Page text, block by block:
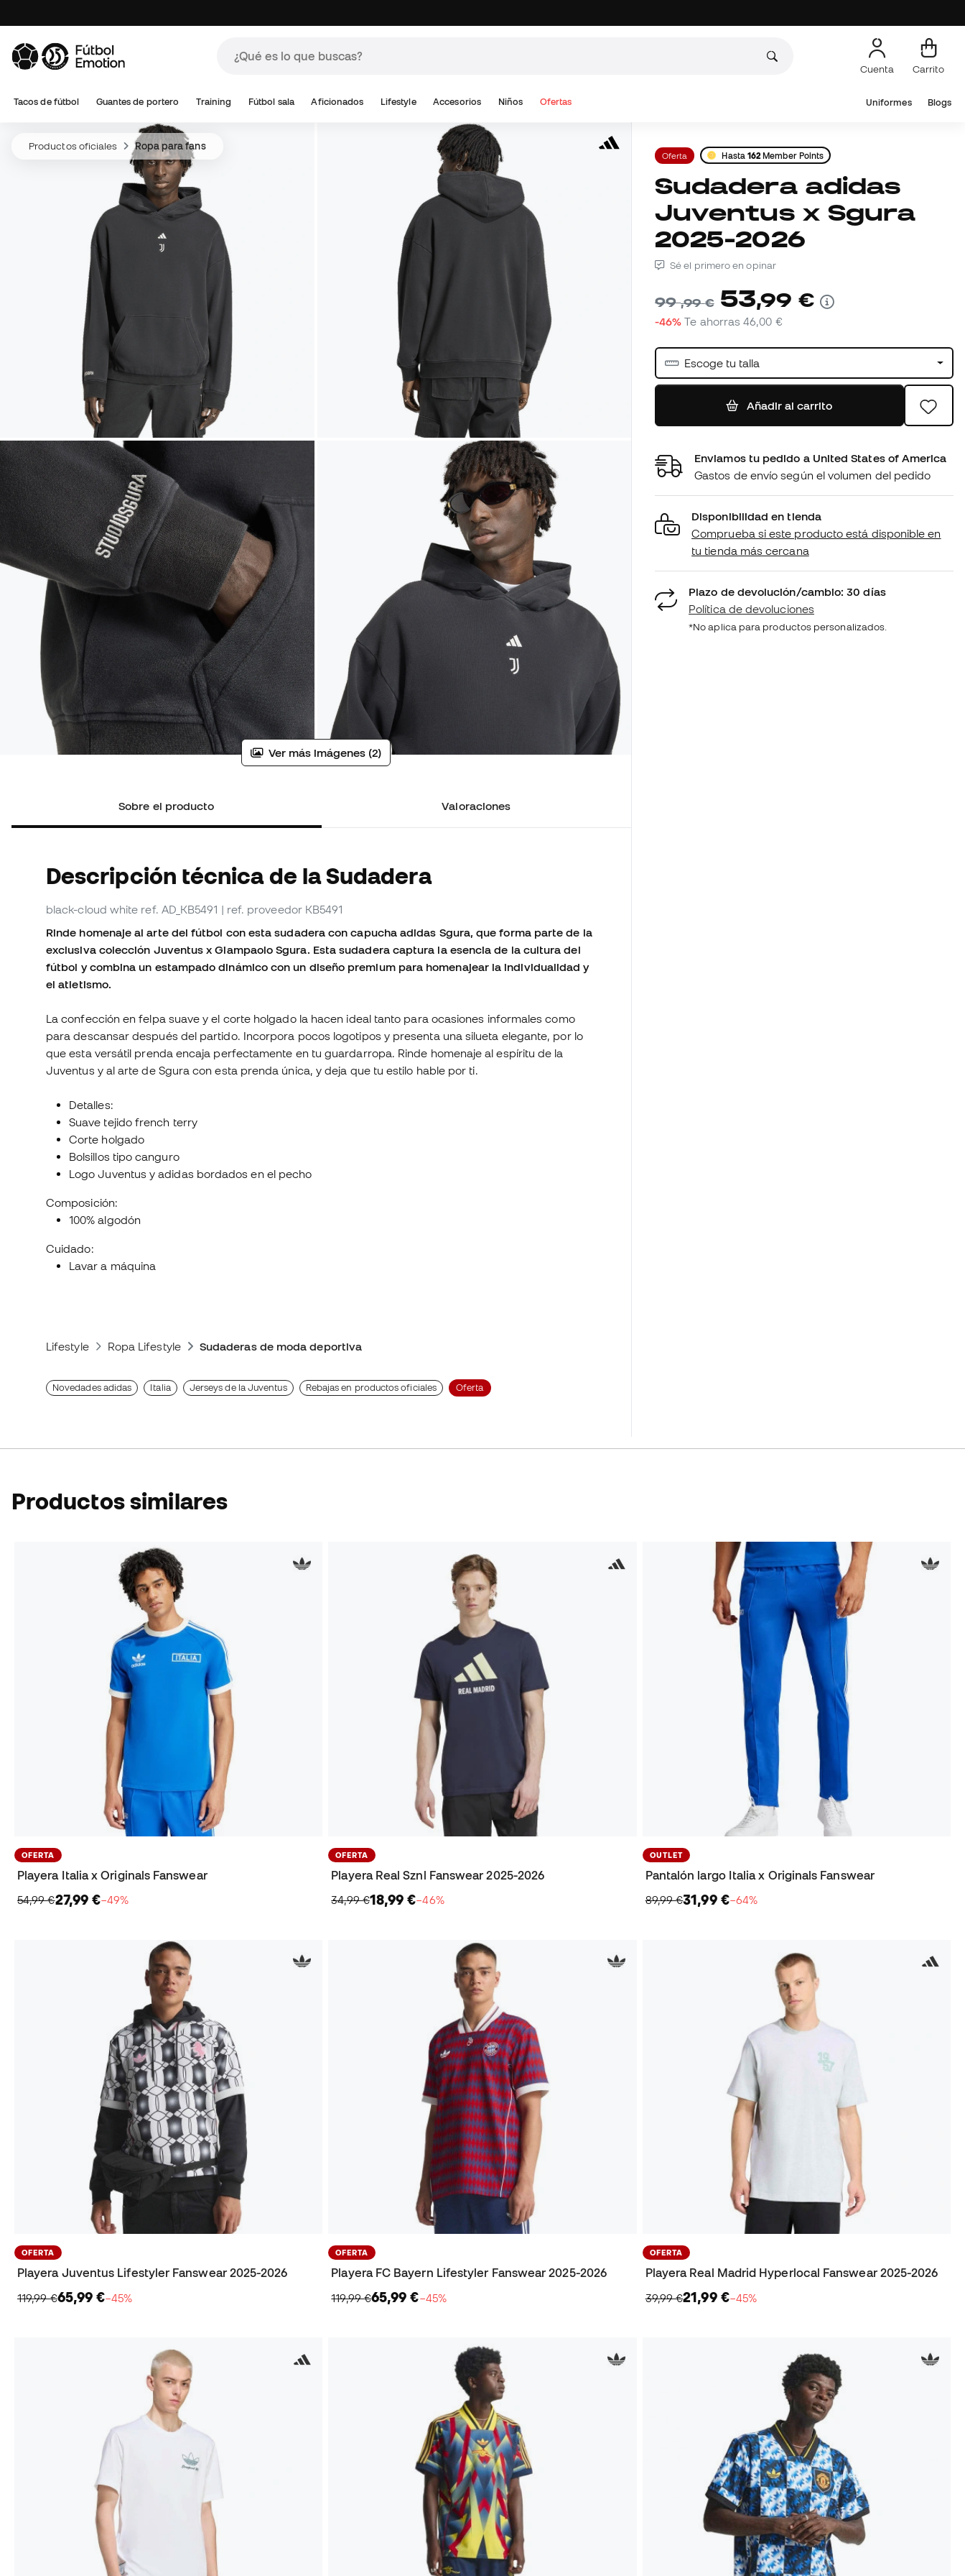
Cuenta Carrito
Tacos de fútbol Guantes de portero Training Fútbol sala Aficionados Lifestyle Accesorios Niños Ofertas Uniformes Blogs
Productos oficiales Ropa para fans
Ver más imágenes (2)
Sobre el producto Valoraciones
Descripción técnica de la Sudadera
black-cloud white ref. AD_KB5491 | ref. proveedor KB5491
Rinde homenaje al arte del fútbol con esta sudadera con capucha adidas Sgura, que forma parte de la
exclusiva colección Juventus x Giampaolo Sgura. Esta sudadera captura la esencia de la cultura del
fútbol y combina un estampado dinámico con un diseño premium para homenajear la individualidad y
el atletismo.
La confección en felpa suave y el corte holgado la hacen ideal tanto para ocasiones informales como
para descansar después del partido. Incorpora pocos logotipos y presenta una silueta elegante, por lo
que esta versátil prenda encaja perfectamente en tu guardarropa. Rinde homenaje al espíritu de la
Juventus y al arte de Sgura con esta prenda única, y deja que tu estilo hable por ti.
Detalles:
Suave tejido french terry
Corte holgado
Bolsillos tipo canguro
Logo Juventus y adidas bordados en el pecho
Composición:
100% algodón
Cuidado:
Lavar a máquina
Lifestyle Ropa Lifestyle Sudaderas de moda deportiva
Novedades adidas Italia Jerseys de la Juventus Rebajas en productos oficiales Oferta
Oferta Hasta 162 Member Points
Sudadera adidas
Juventus x Sgura
2025-2026
Sé el primero en opinar
99,99 € 53,99 €
-46% Te ahorras46,00 €
Escoge tu talla
Añadir al carrito
Enviamos tu pedido a United States of America
Gastos de envío según el volumen del pedido
Disponibilidad en tienda
Comprueba si este producto está disponible en
tu tienda más cercana
Plazo de devolución/cambio: 30 días
Política de devoluciones
*No aplica para productos personalizados.
Productos similares
OFERTA
Playera Italia x Originals Fanswear
54,99 €27,99 €−49%
OFERTA
Playera Real Sznl Fanswear 2025-2026
34,99 €18,99 €−46%
OUTLET
Pantalón largo Italia x Originals Fanswear
89,99 €31,99 €−64%
OFERTA
Playera Juventus Lifestyler Fanswear 2025-2026
119,99 €65,99 €−45%
OFERTA
Playera FC Bayern Lifestyler Fanswear 2025-2026
119,99 €65,99 €−45%
OFERTA
Playera Real Madrid Hyperlocal Fanswear 2025-2026
39,99 €21,99 €−45%